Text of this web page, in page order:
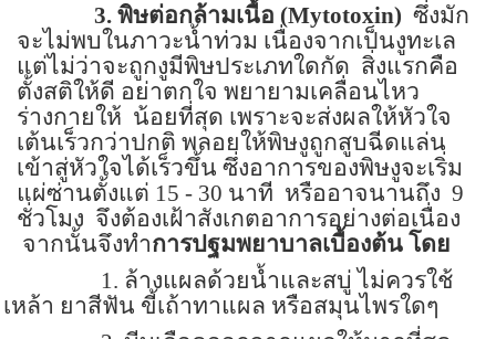
3. พิษต่อกล้ามเนื้อ (Mytotoxin) ซึ่งมัก
จะไม่พบในภาวะน้ำท่วม เนื่องจากเป็นงูทะเล
แต่ไม่ว่าจะถูกงูมีพิษประเภทใดกัด สิ่งแรกคือ
ตั้งสติให้ดี อย่าตกใจ พยายามเคลื่อนไหว
ร่างกายให้ น้อยที่สุด เพราะจะส่งผลให้หัวใจ
เต้นเร็วกว่าปกติ พลอยให้พิษงูถูกสูบฉีดแล่น
เข้าสู่หัวใจได้เร็วขึ้น ซึ่งอาการของพิษงูจะเริ่ม
แผ่ซ่านตั้งแต่ 15 - 30 นาที หรืออาจนานถึง 9
ชั่วโมง จึงต้องเฝ้าสังเกตอาการอย่างต่อเนื่อง
จากนั้นจึงทำการปฐมพยาบาลเบื้องต้น โดย
1. ล้างแผลด้วยน้ำและสบู่ ไม่ควรใช้
เหล้า ยาสีฟัน ขี้เถ้าทาแผล หรือสมุนไพรใดๆ